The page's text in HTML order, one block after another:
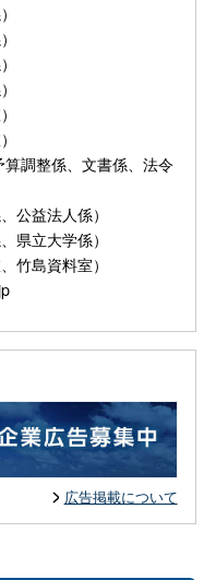
調整係、文書係、法令
益法人係）
立大学係）
島資料室）
広告掲載について